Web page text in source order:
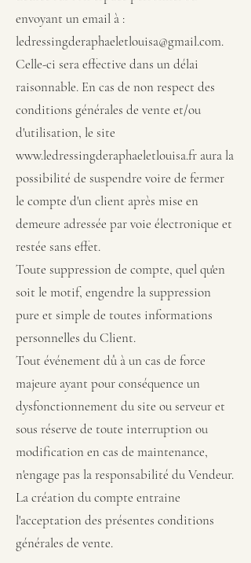
envoyant un email à :
ledressingderaphaeletlouisa@gmail.com.
Celle-ci sera effective dans un délai
raisonnable. En cas de non respect des
conditions générales de vente et/ou
d'utilisation, le site
www.ledressingderaphaeletlouisa.fr aura la
possibilité de suspendre voire de fermer
le compte d'un client après mise en
demeure adressée par voie électronique et
restée sans effet.
Toute suppression de compte, quel qu'en
soit le motif, engendre la suppression
pure et simple de toutes informations
personnelles du Client.
Tout événement dû à un cas de force
majeure ayant pour conséquence un
dysfonctionnement du site ou serveur et
sous réserve de toute interruption ou
modification en cas de maintenance,
n'engage pas la responsabilité du Vendeur.
La création du compte entraine
l'acceptation des présentes conditions
générales de vente.